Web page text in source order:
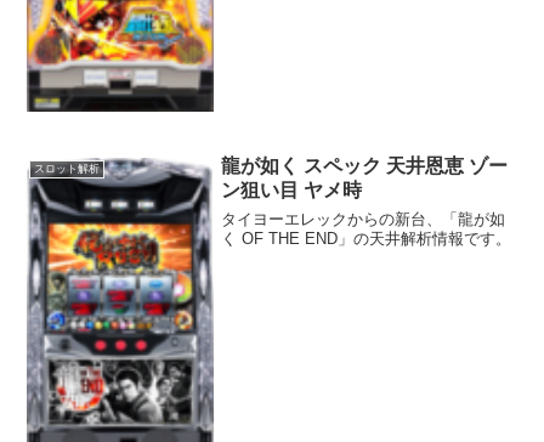
スロット解析
龍が如く スペック 天井恩恵 ゾー
ン狙い目 ヤメ時
タイヨーエレックからの新台、「龍が如
く OF THE END」の天井解析情報です。